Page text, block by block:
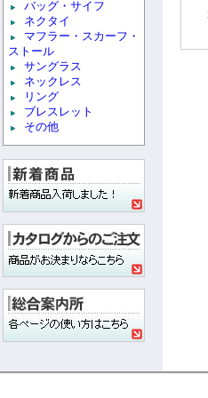
バッグ・サイフ
ネクタイ
マフラー・スカーフ・
ストール
サングラス
ネックレス
リング
ブレスレット
その他